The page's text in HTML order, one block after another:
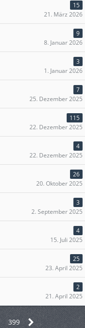
15
21. März 2026
9
8. Januar 2026
3
1. Januar 2026
7
25. Dezember 2025
115
22. Dezember 2025
4
22. Dezember 2025
26
20. Oktober 2025
3
2. September 2025
4
15. Juli 2025
25
23. April 2025
2
21. April 2025
399